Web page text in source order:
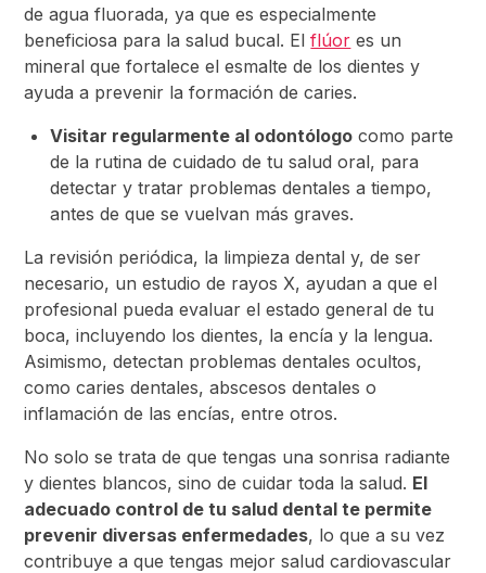
de agua fluorada, ya que es especialmente
beneficiosa para la salud bucal. Elflúor es un
mineral que fortalece el esmalte de los dientes y
ayuda a prevenir la formación de caries.
Visitar regularmente al odontólogo como parte
de la rutina de cuidado de tu salud oral, para
detectar y tratar problemas dentales a tiempo,
antes de que se vuelvan más graves.
La revisión periódica, la limpieza dental y, de ser
necesario, un estudio de rayos X, ayudan a que el
profesional pueda evaluar el estado general de tu
boca, incluyendo los dientes, la encía y la lengua.
Asimismo, detectan problemas dentales ocultos,
como caries dentales, abscesos dentales o
inflamación de las encías, entre otros.
No solo se trata de que tengas una sonrisa radiante
y dientes blancos, sino de cuidar toda la salud. El
adecuado control de tu salud dental te permite
prevenir diversas enfermedades, lo que a su vez
contribuye a que tengas mejor salud cardiovascular